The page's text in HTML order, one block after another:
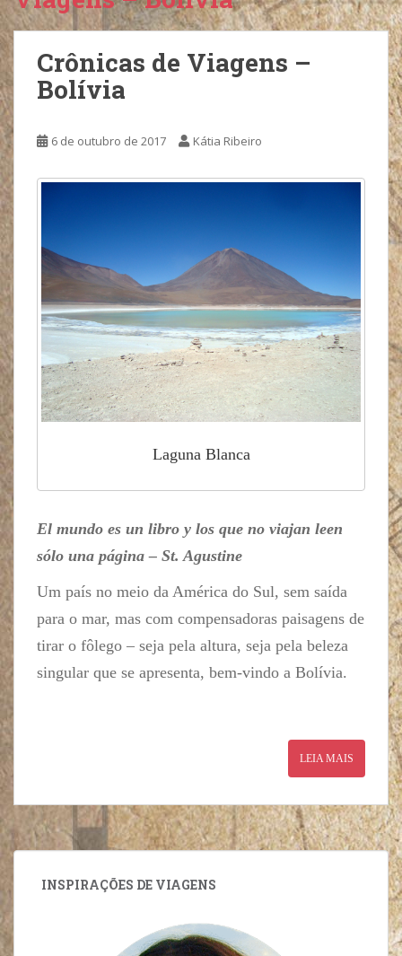
Crônicas de Viagens –
Bolívia
6 de outubro de 2017 Kátia Ribeiro
Laguna Blanca
El mundo es un libro y los que no viajan leen
sólo una página – St. Agustine
Um país no meio da América do Sul, sem saída
para o mar, mas com compensadoras paisagens de
tirar o fôlego – seja pela altura, seja pela beleza
singular que se apresenta, bem-vindo a Bolívia.
LEIA MAIS
INSPIRAÇÕES DE VIAGENS